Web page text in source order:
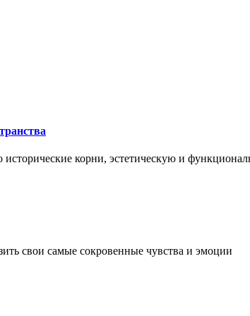
исторические корни, эстетическую и
свои самые сокровенные чувства и эмоции